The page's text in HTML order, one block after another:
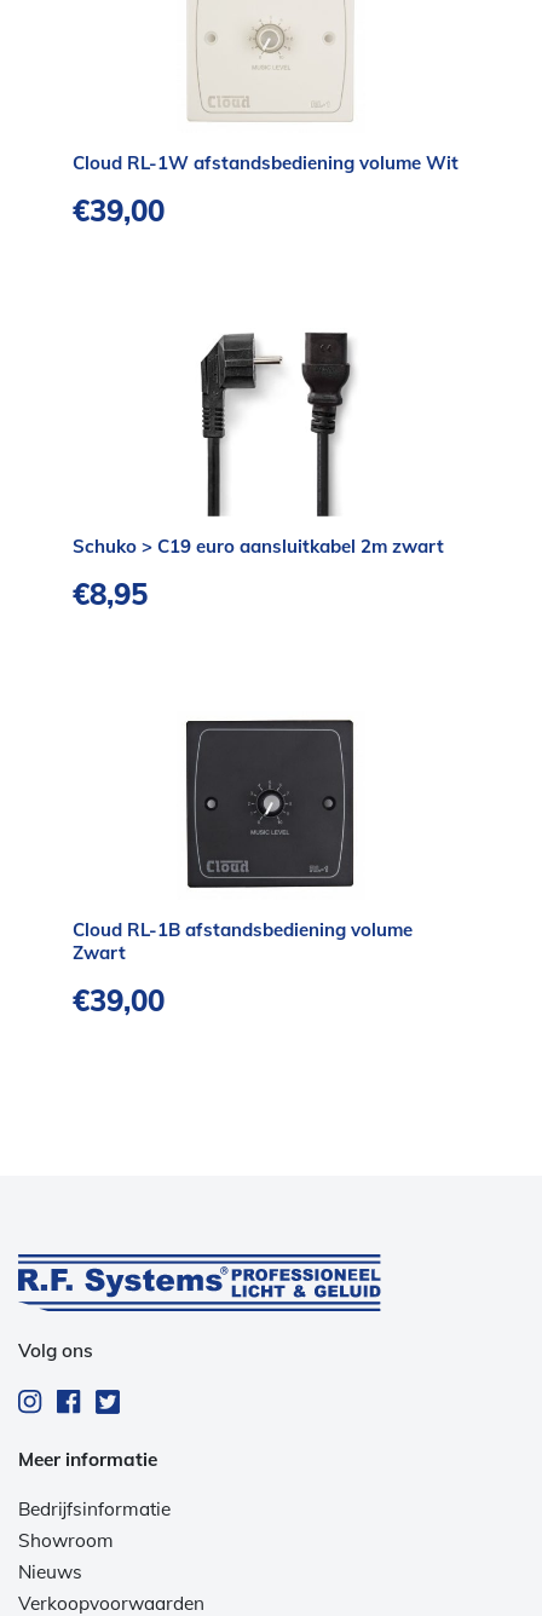
Cloud RL-1W afstandsbediening volume Wit
€39,00
Schuko > C19 euro aansluitkabel 2m zwart
€8,95
Cloud RL-1B afstandsbediening volume
Zwart
€39,00
Volg ons
Meer informatie
Bedrijfsinformatie
Showroom
Nieuws
Verkoopvoorwaarden